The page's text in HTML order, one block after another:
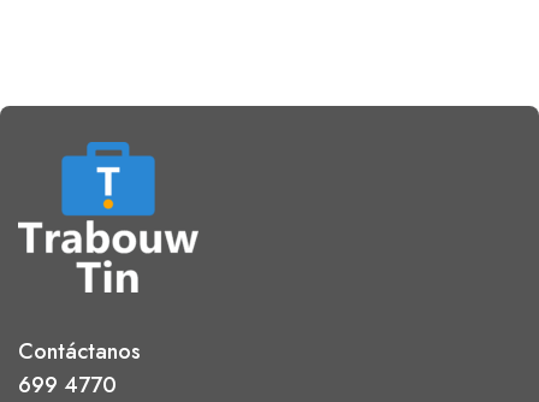
Contáctanos
699 4770